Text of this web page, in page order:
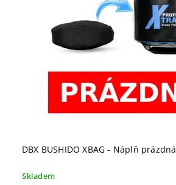
DBX BUSHIDO XBAG - Náplň prázdná
Skladem